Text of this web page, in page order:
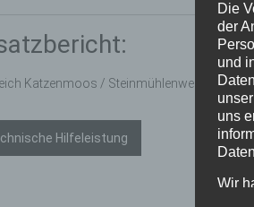
Katzenmoos / Steinmühlenweg lag ein
Hilfeleistung
Die
der
und
uns
Wir